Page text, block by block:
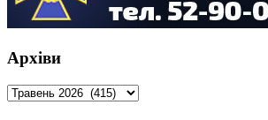
Архіви
Архіви